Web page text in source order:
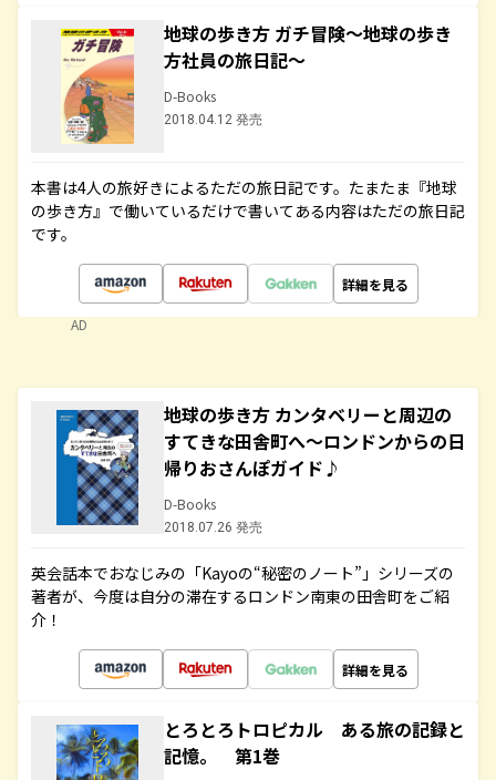
地球の歩き方 ガチ冒険～地球の歩き
方社員の旅日記～
D-Books
2018.04.12 発売
本書は4人の旅好きによるただの旅日記です。たまたま『地球
の歩き方』で働いているだけで書いてある内容はただの旅日記
です。
詳細を見る
AD
地球の歩き方 カンタベリーと周辺の
すてきな田舎町へ～ロンドンからの日
帰りおさんぽガイド♪
D-Books
2018.07.26 発売
英会話本でおなじみの「Kayoの“秘密のノート”」シリーズの
著者が、今度は自分の滞在するロンドン南東の田舎町をご紹
介！
詳細を見る
とろとろトロピカル ある旅の記録と
記憶。 第1巻